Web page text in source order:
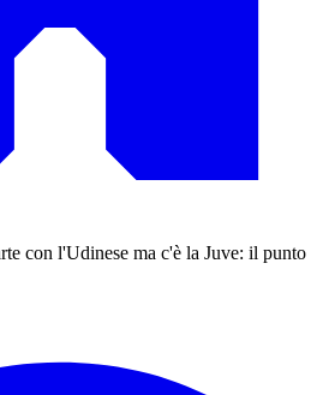
con l'Udinese ma c'è la Juve: il punto